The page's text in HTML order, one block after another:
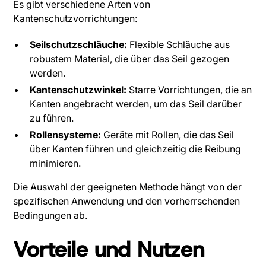
Es gibt verschiedene Arten von
Kantenschutzvorrichtungen:
Seilschutzschläuche: Flexible Schläuche aus
robustem Material, die über das Seil gezogen
werden.
Kantenschutzwinkel: Starre Vorrichtungen, die an
Kanten angebracht werden, um das Seil darüber
zu führen.
Rollensysteme: Geräte mit Rollen, die das Seil
über Kanten führen und gleichzeitig die Reibung
minimieren.
Die Auswahl der geeigneten Methode hängt von der
spezifischen Anwendung und den vorherrschenden
Bedingungen ab.
Vorteile und Nutzen